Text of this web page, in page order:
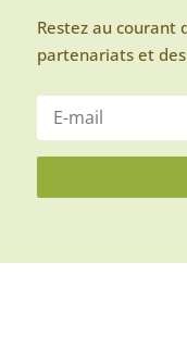
Restez au courant
partenariats et